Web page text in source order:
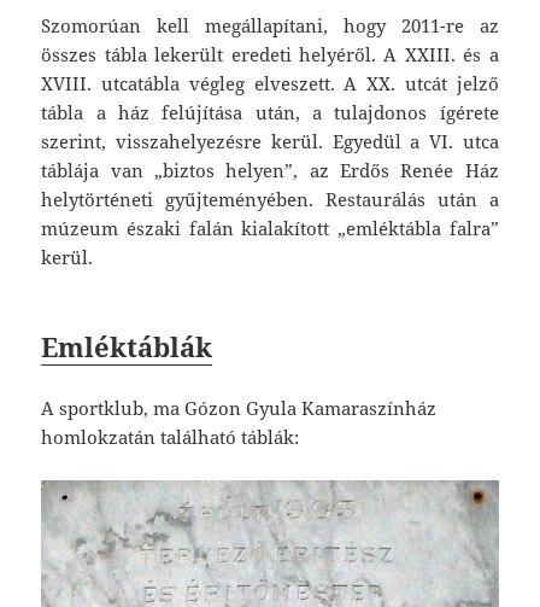
Szomorúan kell megállapítani, hogy 2011-re az
összes tábla lekerült eredeti helyéről. A XXIII. és a
XVIII. utcatábla végleg elveszett. A XX. utcát jelző
tábla a ház felújítása után, a tulajdonos ígérete
szerint, visszahelyezésre kerül. Egyedül a VI. utca
táblája van „biztos helyen”, az Erdős Renée Ház
helytörténeti gyűjteményében. Restaurálás után a
múzeum északi falán kialakított „emléktábla falra”
kerül.
Emléktáblák
A sportklub, ma Gózon Gyula Kamaraszínház
homlokzatán található táblák: